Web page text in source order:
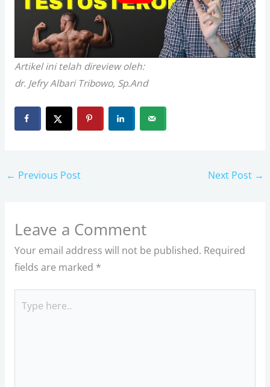
Artikel ini telah direview oleh:
dr. Jefry Albari Tribowo, Sp.And
← Previous Post Next Post →
Leave a Comment
Your email address will not be published. Required
fields are marked *
here..